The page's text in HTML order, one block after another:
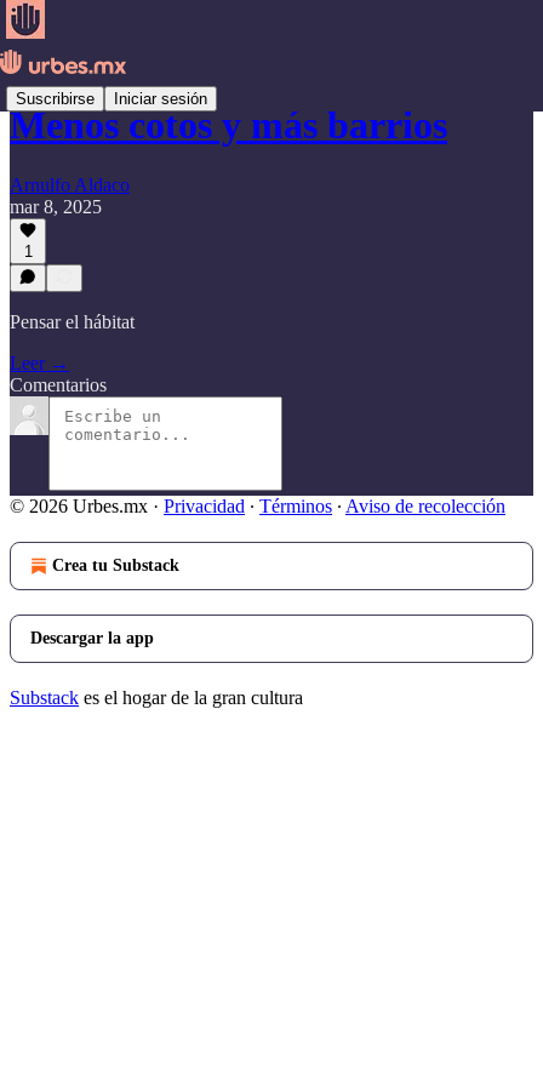
Suscribirse Iniciar sesión
Menos cotos y más barrios
Arnulfo Aldaco
mar 8, 2025
1
Pensar el hábitat
Leer →
Comentarios
© 2026 Urbes.mx · Privacidad ∙ Términos ∙ Aviso de recolección
Crea tu Substack
Descargar la app
Substack es el hogar de la gran cultura